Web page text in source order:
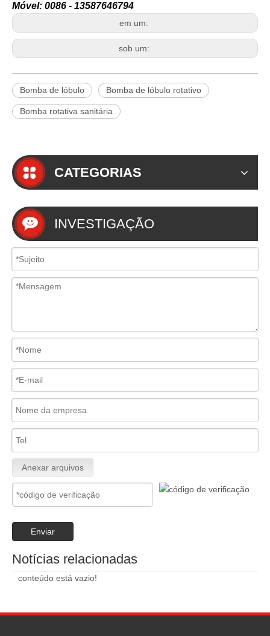
Móvel: 0086 - 13587646794
em um:
sob um:
Bomba de lóbulo Bomba de lóbulo rotativo
Bomba rotativa sanitária
CATEGORIAS
INVESTIGAÇÃO
Anexar arquivos
Enviar
Notícias relacionadas
conteúdo está vazio!